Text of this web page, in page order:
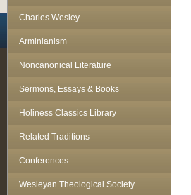
Charles Wesley
Arminianism
Noncanonical Literature
Sermons, Essays & Books
Holiness Classics Library
Related Traditions
Conferences
Wesleyan Theological Society